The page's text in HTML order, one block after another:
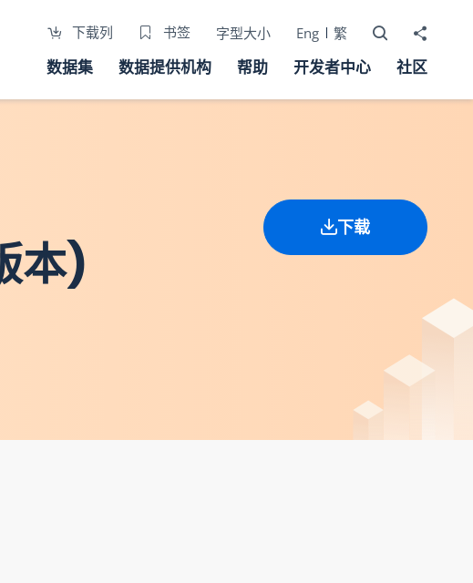
下载列 书签 字型大小 Eng 繁 打开搜寻器
分享至
数据集 数据提供机构 帮助 开发者中心 社区
本)
下载